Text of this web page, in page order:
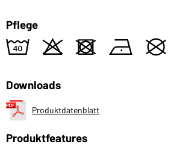
Pflege
8 o d n U
Downloads
Produktdatenblatt
Produktfeatures